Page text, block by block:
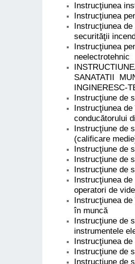
Instrucţiunea
Instrucţiunea
Instrucţiunea
securităţii
Instrucţiunea
neelectrotehnic
SANATATII
INGINERESC-
Instrucţiune de
Instrucţiunea
conducătorului
Instrucţiune de
(calificare
Instrucţiune de
Instrucţiune de
Instrucţiune de
Instrucţiunea
operatori de
Instrucţiunea
în muncă
Instrucţiune de
instrumentele
Instrucţiunea
Instrucţiune de
Instrucţiune de